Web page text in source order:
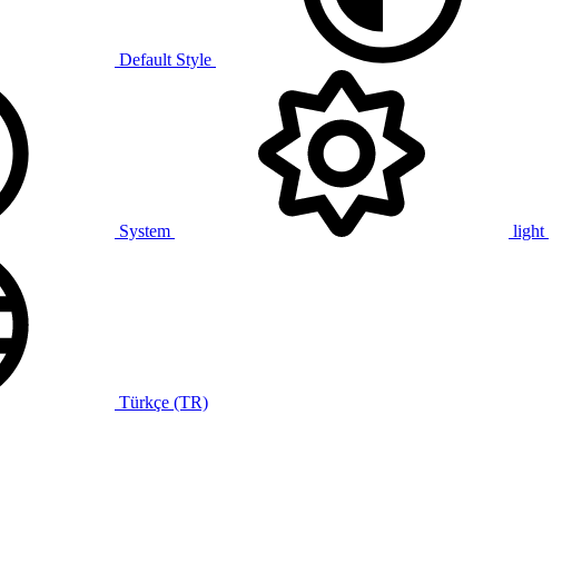
Default Style
System light
Türkçe (TR)